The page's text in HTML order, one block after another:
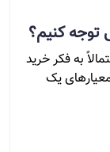
کنیم؟
به فکر خرید
یک